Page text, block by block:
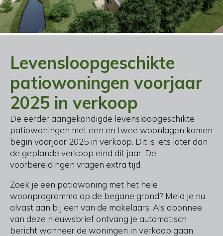
Levensloopgeschikte
patiowoningen voorjaar
2025 in verkoop
De eerder aangekondigde levensloopgeschikte
patiowoningen met een en twee woonlagen komen
begin voorjaar 2025 in verkoop. Dit is iets later dan
de geplande verkoop eind dit jaar. De
voorbereidingen vragen extra tijd.
Zoek je een patiowoning met het hele
woonprogramma op de begane grond? Meld je nu
alvast aan bij een van de makelaars. Als abonnee
van deze nieuwsbrief ontvang je automatisch
bericht wanneer de woningen in verkoop gaan.